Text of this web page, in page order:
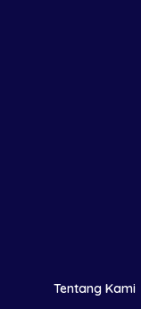
Tentang Kami